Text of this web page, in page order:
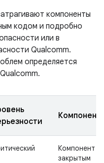
компоненты
кодом и подробно
или в
Qualcomm.
определяется
Компонент
Компонент с
закрытым